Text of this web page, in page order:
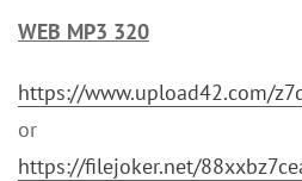
WEB MP3 320
https://www.upload42.com/
or
https://filejoker.net/